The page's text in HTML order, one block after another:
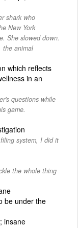
shark who
New York
She slowed down.
the animal
which reflects
in an
questions while
game.
system, I did it
the whole thing
be under the
insane